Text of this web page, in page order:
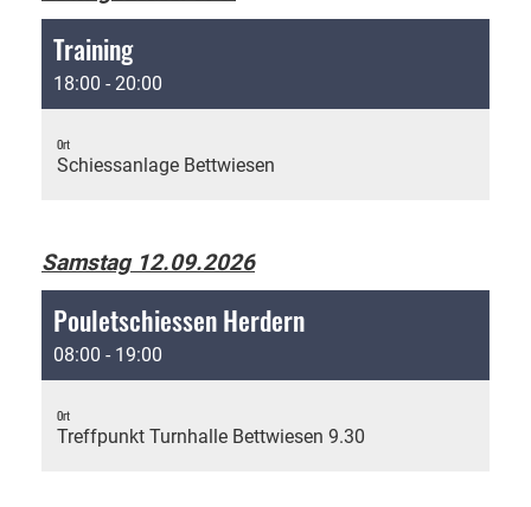
Training
18:00 - 20:00
Ort
Schiessanlage Bettwiesen
Samstag 12.09.2026
Pouletschiessen Herdern
08:00 - 19:00
Ort
Treffpunkt Turnhalle Bettwiesen 9.30